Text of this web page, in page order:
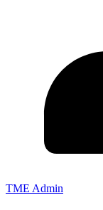
TME Admin